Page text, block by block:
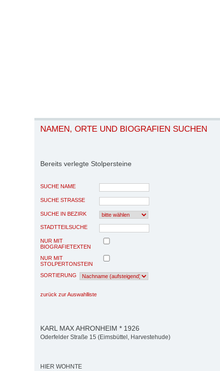
NAMEN, ORTE UND BIOGRAFIEN SUCHEN
Bereits verlegte Stolpersteine
SUCHE NAME
SUCHE STRASSE
SUCHE IN BEZIRK
STADTTEILSUCHE
NUR MIT
BIOGRAFIETEXTEN
NUR MIT
STOLPERTONSTEIN
SORTIERUNG
zurück zur Auswahlliste
KARL MAX AHRONHEIM * 1926
Oderfelder Straße 15 (Eimsbüttel, Harvestehude)
HIER WOHNTE